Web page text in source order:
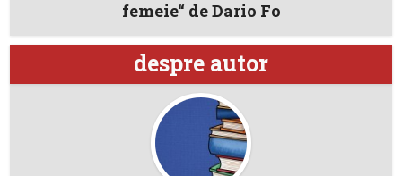
femeie“ de Dario Fo
despre autor